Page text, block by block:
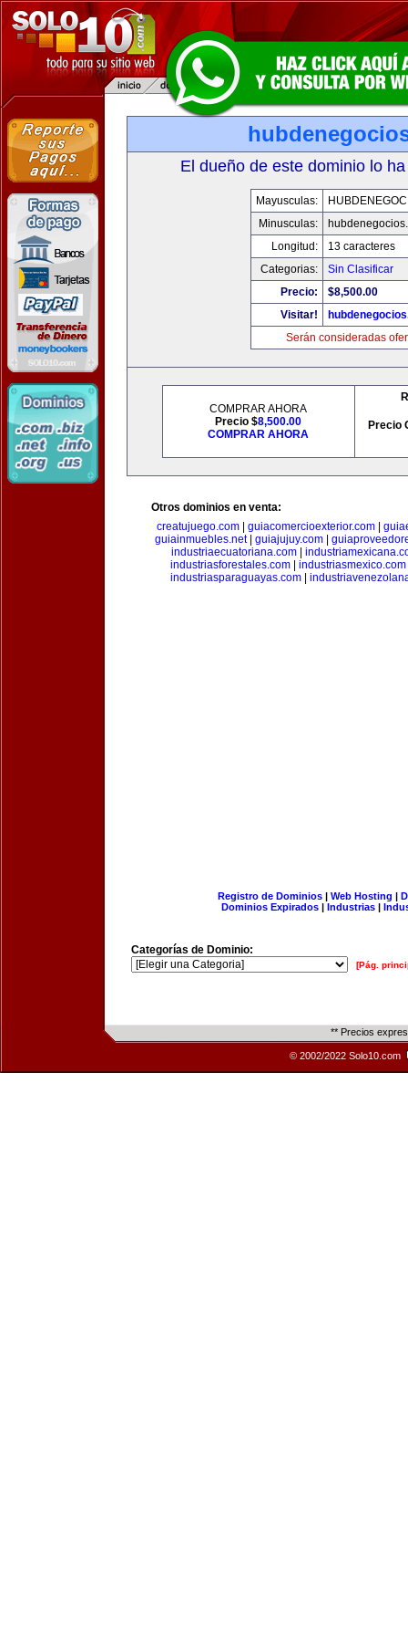
El dueño de este dominio lo
Mayusculas:
Minusculas:
Longitud:
13 caracteres
Categorias:
Sin Clasificar
Precio:
$8,500.00
Visitar!
Serán consideradas
COMPRAR AHORA
Precio $8,500.00
COMPRAR AHORA
Precio
Otros dominios en venta:
creatujuego.com| guiacomercioexterior.com|
guiainmuebles.net| guiajujuy.com|
industriaecuatoriana.com|
industriasforestales.com
industriasmexico.com
industriasparaguayas.com
Registro de Dominios| Web Hosting |
Dominios Expirados | Industrias |
Categorías de Dominio:
[Pág.
** Precios
© 2002/2022 Solo10.com